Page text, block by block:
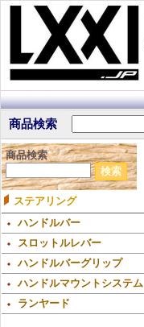
商品検索
商品検索
ステアリング
ハンドルバー
スロットルレバー
ハンドルバーグリップ
ハンドルマウントシステム
ランヤード